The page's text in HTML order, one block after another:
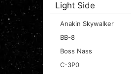
Light Side
Anakin Skywalker
BB-8
Boss Nass
C-3P0